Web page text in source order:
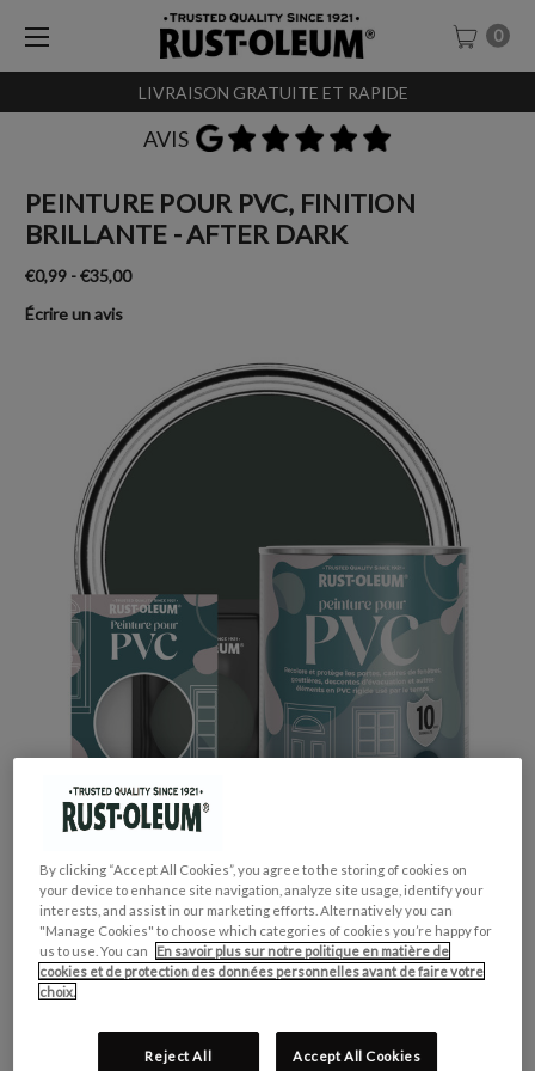
LIVRAISON GRATUITE ET RAPIDE
0
AVIS
PEINTURE POUR PVC, FINITION
BRILLANTE - AFTER DARK
€0,99 - €35,00
Écrire un avis
GROUPE DE COULEUR: Vert
By clicking “Accept All Cookies”, you agree to the storing of cookies on
your device to enhance site navigation, analyze site usage, identify your
interests, and assist in our marketing efforts. Alternatively you can
"Manage Cookies" to choose which categories of cookies you’re happy for
us to use. You can
En savoir plus sur notre politique en matière de
cookies et de protection des données personnelles avant de faire votre
choix.
Reject All Accept All Cookies